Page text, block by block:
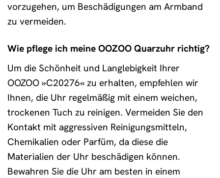
vorzugehen, um Beschädigungen am Armband
zu vermeiden.
Wie pflege ich meine OOZOO Quarzuhr richtig?
Um die Schönheit und Langlebigkeit Ihrer
OOZOO »C20276« zu erhalten, empfehlen wir
Ihnen, die Uhr regelmäßig mit einem weichen,
trockenen Tuch zu reinigen. Vermeiden Sie den
Kontakt mit aggressiven Reinigungsmitteln,
Chemikalien oder Parfüm, da diese die
Materialien der Uhr beschädigen können.
Bewahren Sie die Uhr am besten in einem